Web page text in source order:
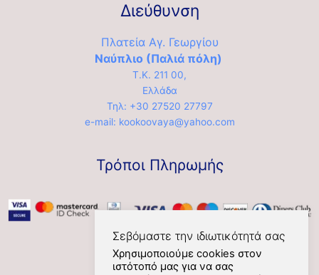
Διεύθυνση
Πλατεία Αγ. Γεωργίου
Ναύπλιο (Παλιά πόλη)
Τ.Κ. 211 00,
Ελλάδα
Τηλ: +30 27520 27797
e-mail: kookoovaya@yahoo.com
Τρόποι Πληρωμής
Σεβόμαστε την ιδιωτικότητά σας
Χρησιμοποιούμε cookies στον
ιστότοπό μας για να σας